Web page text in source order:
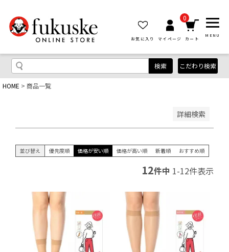
お気に入り マイページ
0
カート
MENU
検索 こだわり検索
HOME 商品一覧
詳細検索
レビュー順
キーワードヒット順
並び替え 優先度順 価格が安い順 価格が高い順 新着順 おすすめ順
12件中 1-12件表示